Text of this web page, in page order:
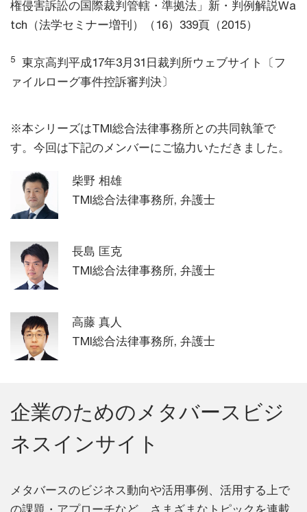
権侵害訴訟の国際裁判管轄・準拠法」新・判例解説Wa
tch（法学セミナー増刊）（16）339頁（2015）
5
東京高判平成17年3月31日裁判所ウェブサイト〔フ
ァイルローグ事件控訴審判決〕
※本シリーズはTMI総合法律事務所との共同執筆で
す。今回は下記のメンバーにご協力いただきました。
柴野 相雄
TMI総合法律事務所, 弁護士
長島 匡克
TMI総合法律事務所, 弁護士
高藤 真人
TMI総合法律事務所, 弁護士
企業のためのメタバースビジ
ネスインサイト
メタバースのビジネス動向や活用事例、活用する上で